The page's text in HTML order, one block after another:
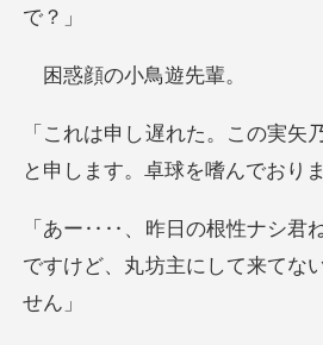
顔の小
と申しま
ですけど、丸坊主にし